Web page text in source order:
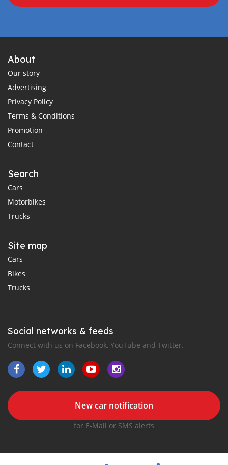
About
Our story
Advertising
Privacy Policy
Terms & Conditions
Promotion
Contact
Search
Cars
Motorbikes
Trucks
Site map
Cars
Bikes
Trucks
Social networks & feeds
Connect with us on Facebook, YouTube and Twitter.
New car notification
for E-Mail or SMS alerts